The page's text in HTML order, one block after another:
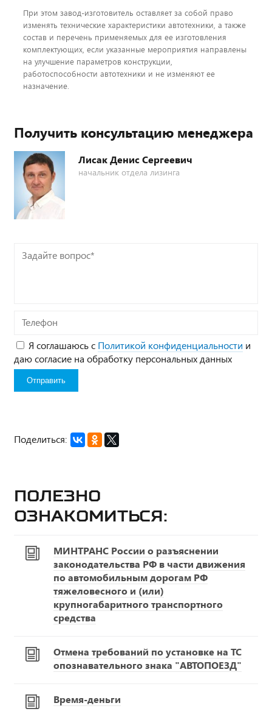
При этом завод-изготовитель оставляет за собой право
изменять технические характеристики автотехники, а также
состав и перечень применяемых для ее изготовления
комплектующих, если указанные мероприятия направлены
на улучшение параметров конструкции,
работоспособности автотехники и не изменяют ее
назначение.
Получить консультацию менеджера
Лисак Денис Сергеевич
начальник отдела лизинга
Задайте
вопрос*
Телефон
Я соглашаюсь с Политикой конфиденциальности и
даю согласие на обработку персональных данных
Поделиться:
Полезно
ознакомиться:
МИНТРАНС России о разъяснении
законодательства РФ в части движения
по автомобильным дорогам РФ
тяжеловесного и (или)
крупногабаритного транспортного
средства
Отмена требований по установке на ТС
опознавательного знака "АВТОПОЕЗД"
Время-деньги